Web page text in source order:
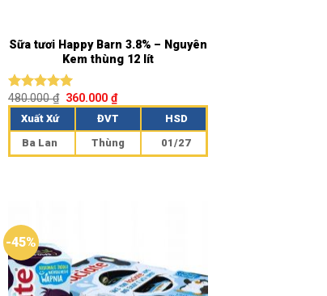
Sữa tươi Happy Barn 3.8% – Nguyên
Kem thùng 12 lít
Được xếp
hạng5.00
5 sao
480.000₫ 360.000₫
Xuất Xứ ĐVT
HSD
Ba Lan
Thùng 01/27
-45%